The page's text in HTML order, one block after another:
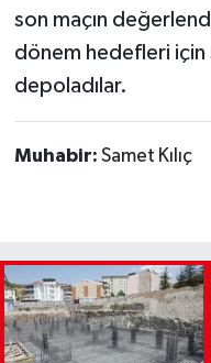
son maçın
dönem hedefleri
depoladılar.
Muhabir: Samet Kılıç